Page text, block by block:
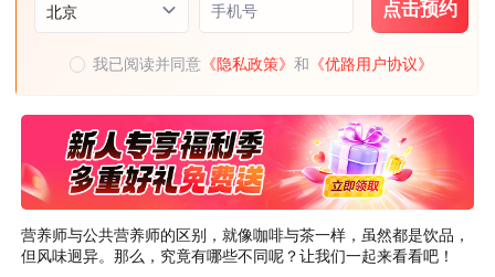
北京 手机号 点击预约
我已阅读并同意 《隐私政策》和 《优路用户协议》
营养师与公共营养师的区别，就像咖啡与茶一样，虽然都是饮品，
但风味迥异。那么，究竟有哪些不同呢？让我们一起来看看吧！